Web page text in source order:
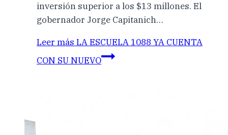
inversión superior a los $13 millones. El
gobernador Jorge Capitanich…
Leer más LA ESCUELA 1088 YA CUENTA
CON SU NUEVO